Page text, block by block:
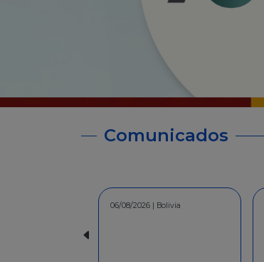
Comunicados
30/07/2026 | Bolivia